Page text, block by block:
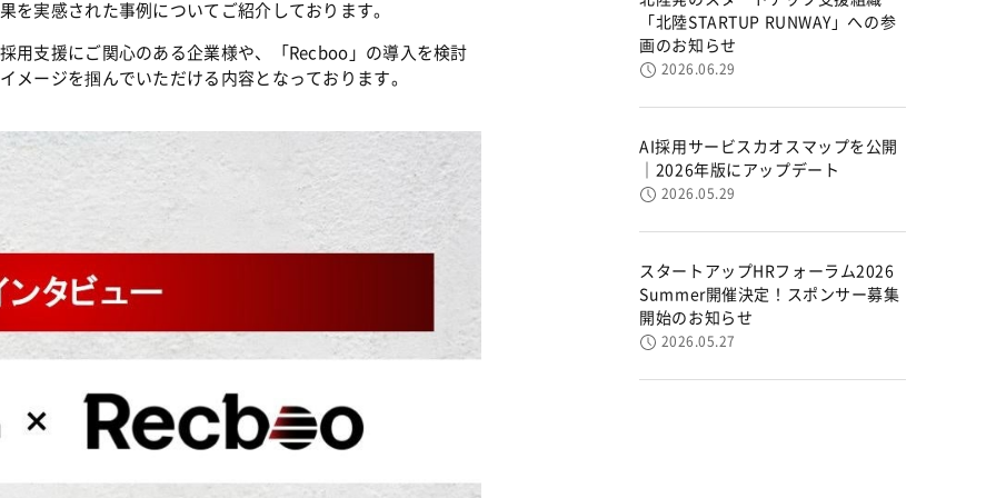
実感された事例についてご紹介しております。
用支援にご関心のある企業様や、「Recboo」の導入を検討
ージを掴んでいただける内容となっております。
「北陸STARTUP RUNWAY」への参
画のお知らせ
2026.06.29
AI採用サービスカオスマップを公開
｜2026年版にアップデート
2026.05.29
スタートアップHRフォーラム2026
Summer開催決定！スポンサー募集
開始のお知らせ
2026.05.27